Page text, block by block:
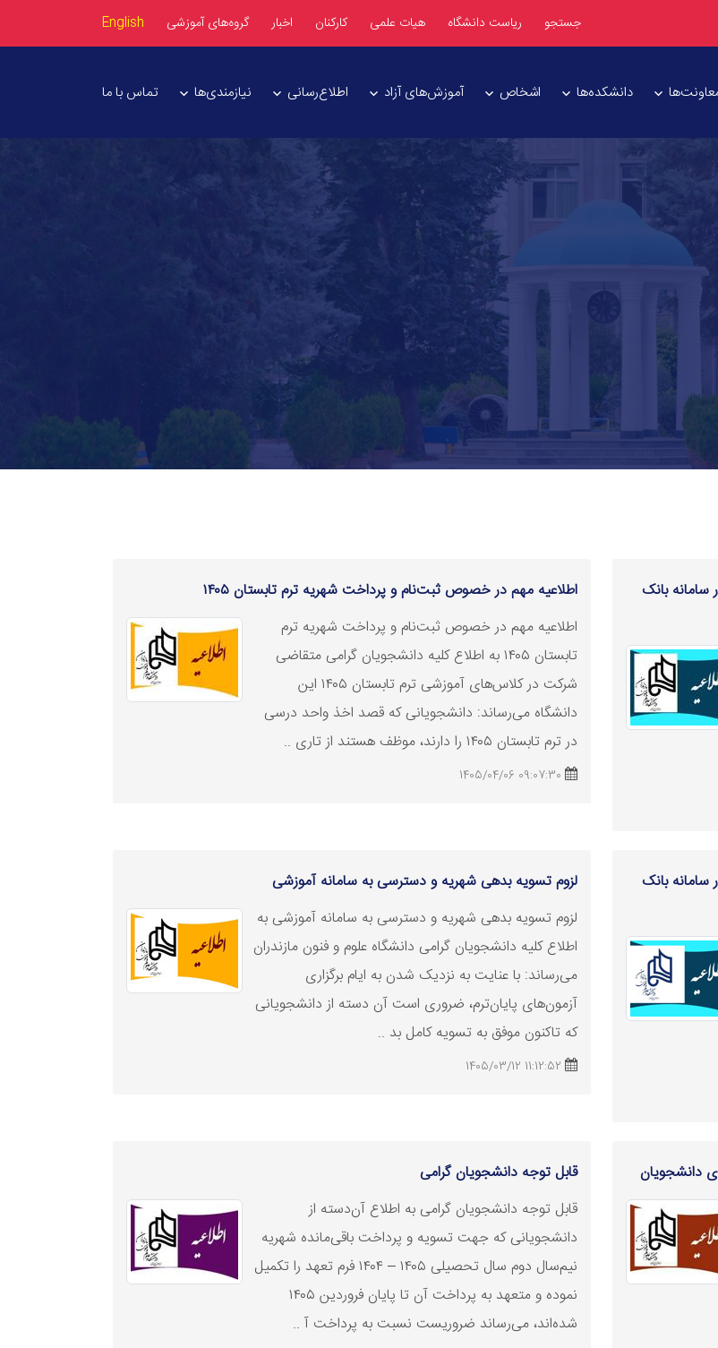
جستجو ریاست دانشگاه هیات علمی کارکنان اخبار گروه‌های آموزشی English
دانشکده‌ها اشخاص آموزش‌های آزاد اطلاع‌رسانی نیازمندی‌ها تماس با ما
بانک
اطلاعیه مهم در خصوص ثبت‌نام و پرداخت شهریه ترم تابستان ۱۴۰۵
اطلاعیه مهم در خصوص ثبت‌نام و پرداخت شهریه ترم
تابستان ۱۴۰۵ به اطلاع کلیه دانشجویان گرامی متقاضی
شرکت در کلاس‌های آموزشی ترم تابستان ۱۴۰۵ این
دانشگاه می‌رساند: دانشجویانی که قصد اخذ واحد درسی
در ترم تابستان ۱۴۰۵ را دارند، موظف هستند از تاری ..
09:07:30 1405/04/06
بانک
لزومتسویهبدهی شهریه و دسترسی به سامانه آموزشی
لزوم تسویه بدهی شهریه و دسترسی به سامانه آموزشی به
اطلاع کلیه دانشجویان گرامی دانشگاه علوم و فنون مازندران
می‌رساند: با عنایت به نزدیک شدن به ایام برگزاری
آزمون‌های پایان‌ترم، ضروری است آن دسته از دانشجویانی
که تاکنون موفق به تسویهکامل بد ..
11:12:52 1405/03/12
دانشجویان
قابل توجه دانشجویان گرامی
قابل توجه دانشجویان گرامی به اطلاع آن‌دسته از
دانشجویانی که جهت تسویه و پرداخت باقی‌‌مانده شهریه
نیم‌سال دوم سال تحصیلی ۱۴۰۵ – ۱۴۰۴ فرم تعهد را تکمیل
نموده‌ و متعهد به پرداخت آن تا پایان فروردین ۱۴۰۵
شده‌اند، می‌رساند ضروریست نسبت به پرداخت آ ..